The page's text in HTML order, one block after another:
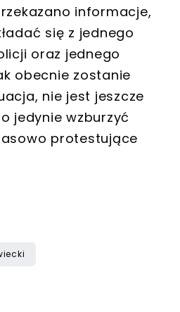
informacje,
się z jednego
oraz jednego
obecnie zostanie
nie jest jeszcze
jedynie wzburzyć
protestujące